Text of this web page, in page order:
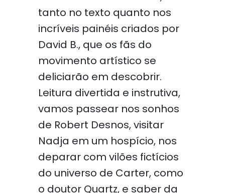
tanto no texto quanto nos
incríveis painéis criados por
David B., que os fãs do
movimento artístico se
deliciarão em descobrir.
Leitura divertida e instrutiva,
vamos passear nos sonhos
de Robert Desnos, visitar
Nadja em um hospício, nos
deparar com vilões fictícios
do universo de Carter, como
o doutor Quartz, e saber da